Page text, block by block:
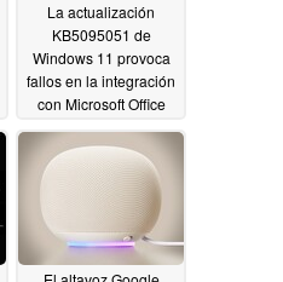
La actualización
KB5095051 de
Windows 11 provoca
fallos en la integración
con Microsoft Office
06/20/2026